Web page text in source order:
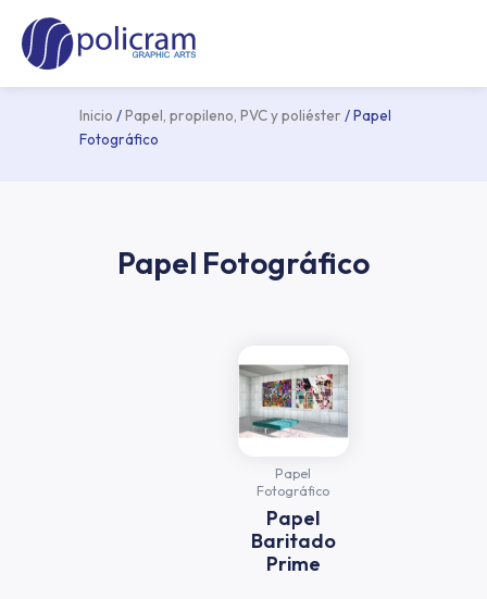
contenido
Inicio /Papel, propileno, PVC y poliéster / Papel
Fotográfico
Papel Fotográfico
Papel
Fotográfico
Papel
Baritado
Prime